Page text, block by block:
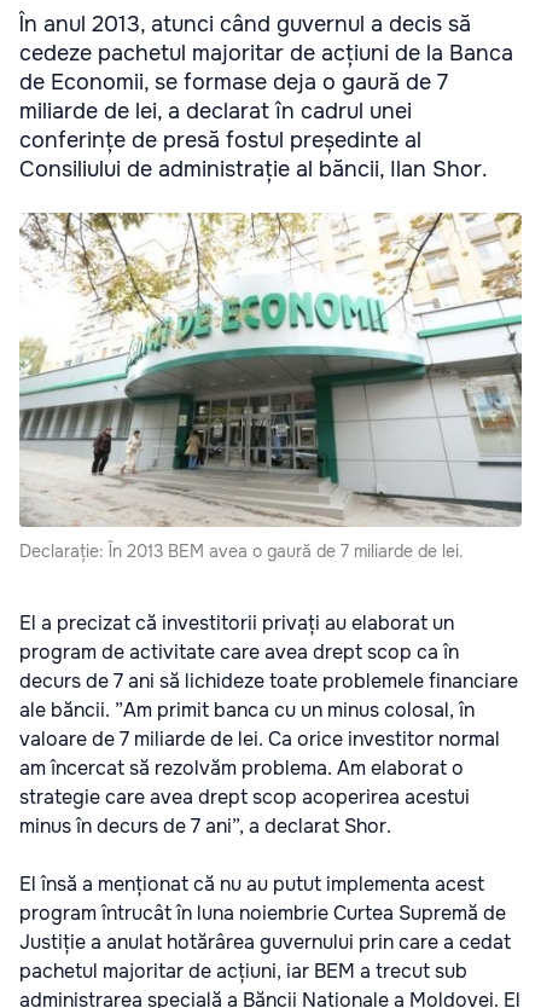
În anul 2013, atunci când guvernul a decis să
cedeze pachetul majoritar de acțiuni de la Banca
de Economii, se formase deja o gaură de 7
miliarde de lei, a declarat în cadrul unei
conferințe de presă fostul președinte al
Consiliului de administrație al băncii, Ilan Shor.
Declarație: În 2013 BEM avea o gaură de 7 miliarde de lei.
El a precizat că investitorii privați au elaborat un
program de activitate care avea drept scop ca în
decurs de 7 ani să lichideze toate problemele financiare
ale băncii. ”Am primit banca cu un minus colosal, în
valoare de 7 miliarde de lei. Ca orice investitor normal
am încercat să rezolvăm problema. Am elaborat o
strategie care avea drept scop acoperirea acestui
minus în decurs de 7 ani”, a declarat Shor.
El însă a menționat că nu au putut implementa acest
program întrucât în luna noiembrie Curtea Supremă de
Justiție a anulat hotărârea guvernului prin care a cedat
pachetul majoritar de acțiuni, iar BEM a trecut sub
administrarea specială a Băncii Naționale a Moldovei. El